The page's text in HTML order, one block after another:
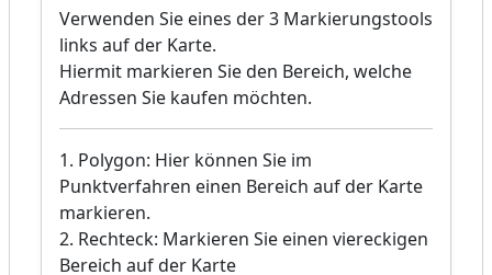
Verwenden Sie eines der 3 Markierungstools
links auf der Karte.
Hiermit markieren Sie den Bereich, welche
Adressen Sie kaufen möchten.
1. Polygon: Hier können Sie im
Punktverfahren einen Bereich auf der Karte
markieren.
2. Rechteck: Markieren Sie einen viereckigen
Bereich auf der Karte